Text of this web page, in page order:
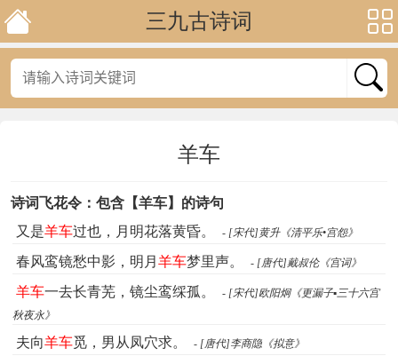
三九古诗词
羊车
诗词飞花令：包含【羊车】的诗句
又是羊车过也，月明花落黄昏。 - [宋代]黄升《清平乐•宫怨》
春风鸾镜愁中影，明月 羊车梦里声。 - [唐代]戴叔伦《宫词》
羊车一去长青芜，镜尘鸾䌽孤。
- [宋代]欧阳炯《更漏子▪三十六宫
秋夜永》
夫向羊车觅，男从凤穴求。 - [唐代]李商隐《拟意》